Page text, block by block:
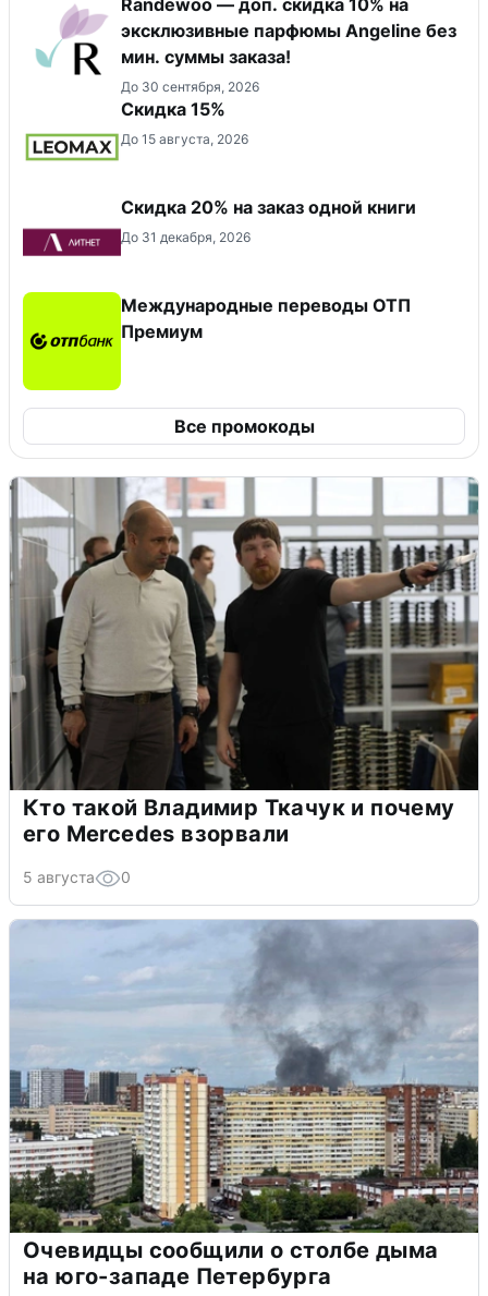
эксклюзивные парфюмы Angeline без
мин. суммы заказа!
До 30 сентября, 2026
Скидка 15%
До 15 августа, 2026
Скидка 20% на заказ одной книги
До 31 декабря, 2026
Международные переводы ОТП
Премиум
Все промокоды
Кто такой Владимир Ткачук и почему
его Mercedes взорвали
5 августа 0
Очевидцы сообщили о столбе дыма
на юго-западе Петербурга